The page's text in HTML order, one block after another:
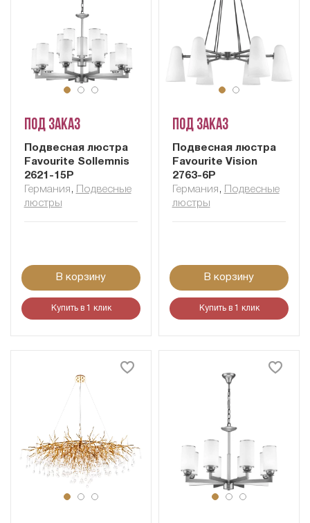
Под заказ
Подвесная люстра
Favourite Sollemnis
2621-15P
Германия ,
Подвесные
люстры
В корзину
Купить в 1 клик
Под заказ
Подвесная люстра
Favourite Vision
2763-6P
Германия ,
Подвесные
люстры
В корзину
Купить в 1 клик